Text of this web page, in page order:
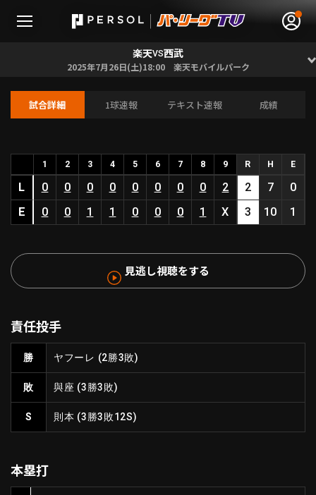
HOME
動画
ファーム東地区
ファーム中地区
ファーム西地区
交流戦
北海道日本ハムファイターズ
東北楽天ゴールデンイーグルス
埼玉西武ライオンズ
千葉ロッテマリーンズ
オリックス・バファローズ
ニュース
設定
楽天VS西武
2025年7月26日(土)18:00 楽天モバイルパーク
試合詳細 1球速報 テキスト速報 成績
1 2 3 4 5 6 7 8 9 R H E
L 0 0 0 0 0 0 0 0 2 2 7
0
E
0 0 1 1 0 0 0 1 X 3 10 1
見逃し視聴をする
責任投手
勝 ヤフーレ (2勝3敗)
敗 與座 (3勝3敗)
S 則本 (3勝3敗12S)
本塁打